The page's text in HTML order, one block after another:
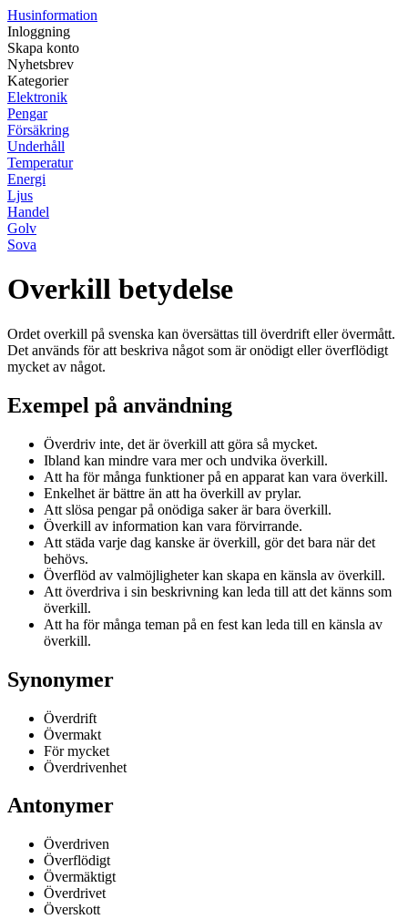
Husinformation
Inloggning
Skapa konto
Nyhetsbrev
Kategorier
Elektronik
Pengar
Försäkring
Underhåll
Temperatur
Energi
Ljus
Handel
Golv
Sova
Overkill betydelse
Ordet overkill på svenska kan översättas till överdrift eller övermått.
Det används för att beskriva något som är onödigt eller överflödigt
mycket av något.
Exempel på användning
Överdriv inte, det är överkill att göra så mycket.
Ibland kan mindre vara mer och undvika överkill.
Att ha för många funktioner på en apparat kan vara överkill.
Enkelhet är bättre än att ha överkill av prylar.
Att slösa pengar på onödiga saker är bara överkill.
Överkill av information kan vara förvirrande.
Att städa varje dag kanske är överkill, gör det bara när det
behövs.
Överflöd av valmöjligheter kan skapa en känsla av överkill.
Att överdriva i sin beskrivning kan leda till att det känns som
överkill.
Att ha för många teman på en fest kan leda till en känsla av
överkill.
Synonymer
Överdrift
Övermakt
För mycket
Överdrivenhet
Antonymer
Överdriven
Överflödigt
Övermäktigt
Överdrivet
Överskott